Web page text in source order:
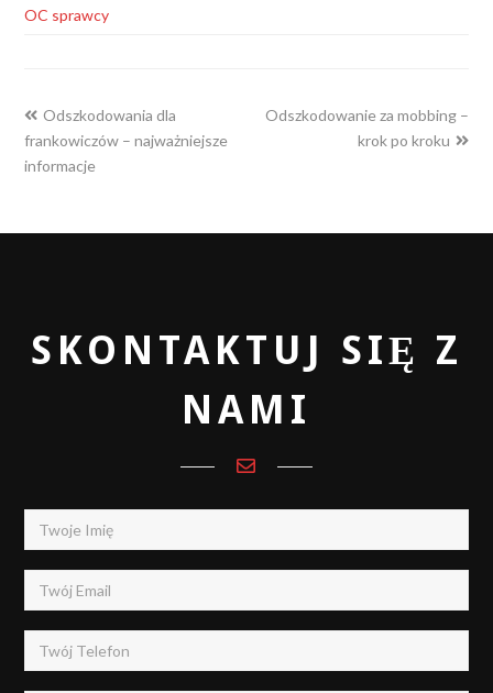
OC sprawcy
previous
post:
Odszkodowania dla
frankowiczów – najważniejsze
informacje
next
Odszkodowanie za mobbing –
krok po kroku
SKONTAKTUJ SIĘ Z
NAMI